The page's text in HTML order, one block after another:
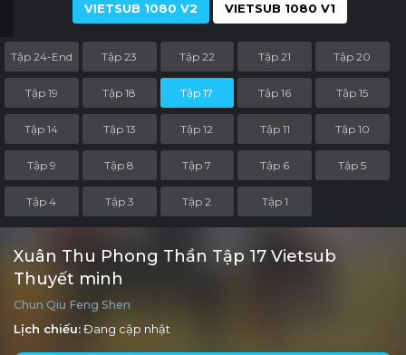
VIETSUB 1080 V2
VIETSUB 1080 V1
Tập 24-End Tập 23 Tập 22 Tập 21 Tập 20
Tập 19 Tập 18 Tập 17 Tập 16 Tập 15
Tập 14 Tập 13 Tập 12 Tập 11 Tập 10
Tập 9 Tập 8 Tập 7 Tập 6 Tập 5
Tập 4 Tập 3 Tập 2 Tập 1
Xuân Thu Phong Thần Tập 17 Vietsub
Thuyết minh
Chun Qiu Feng Shen
Lịch chiếu:Đang cập nhật